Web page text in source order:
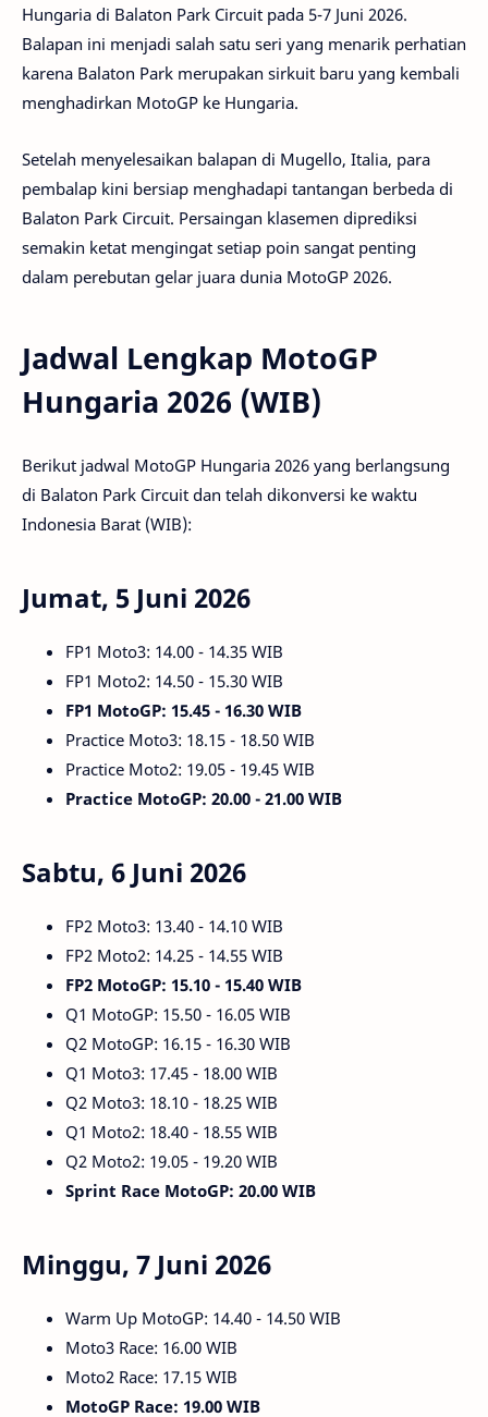
Hungaria di Balaton Park Circuit pada 5-7 Juni 2026.
Balapan ini menjadi salah satu seri yang menarik perhatian
karena Balaton Park merupakan sirkuit baru yang kembali
menghadirkan MotoGP ke Hungaria.
Setelah menyelesaikan balapan di Mugello, Italia, para
pembalap kini bersiap menghadapi tantangan berbeda di
Balaton Park Circuit. Persaingan klasemen diprediksi
semakin ketat mengingat setiap poin sangat penting
dalam perebutan gelar juara dunia MotoGP 2026.
Jadwal Lengkap MotoGP
Hungaria 2026 (WIB)
Berikut jadwal MotoGP Hungaria 2026 yang berlangsung
di Balaton Park Circuit dan telah dikonversi ke waktu
Indonesia Barat (WIB):
Jumat, 5 Juni 2026
FP1 Moto3: 14.00 - 14.35 WIB
FP1 Moto2: 14.50 - 15.30 WIB
FP1 MotoGP: 15.45 - 16.30 WIB
Practice Moto3: 18.15 - 18.50 WIB
Practice Moto2: 19.05 - 19.45 WIB
Practice MotoGP: 20.00 - 21.00 WIB
Sabtu, 6 Juni 2026
FP2 Moto3: 13.40 - 14.10 WIB
FP2 Moto2: 14.25 - 14.55 WIB
FP2 MotoGP: 15.10 - 15.40 WIB
Q1 MotoGP: 15.50 - 16.05 WIB
Q2 MotoGP: 16.15 - 16.30 WIB
Q1 Moto3: 17.45 - 18.00 WIB
Q2 Moto3: 18.10 - 18.25 WIB
Q1 Moto2: 18.40 - 18.55 WIB
Q2 Moto2: 19.05 - 19.20 WIB
Sprint Race MotoGP: 20.00 WIB
Minggu, 7 Juni 2026
Warm Up MotoGP: 14.40 - 14.50 WIB
Moto3 Race: 16.00 WIB
Moto2 Race: 17.15 WIB
MotoGP Race: 19.00 WIB